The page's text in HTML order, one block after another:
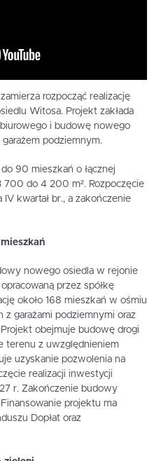
rozpocząć realizację
Witosa. Projekt zakłada
i budowę nowego
podziemnym.
90 mieszkań o łącznej
do 4 200 m². Rozpoczęcie
kwartał br., a zakończenie
nowego osiedla w rejonie
przez spółkę
około 168 mieszkań w ośmiu
garażami podziemnymi oraz
obejmuje budowę drogi
terenu z uwzględnieniem
uzyskanie pozwolenia na
realizacji inwestycji
r. Zakończenie budowy
projektu ma
Dopłat oraz